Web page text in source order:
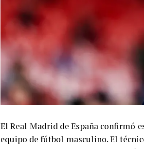
El Real Madrid de España confirmó
equipo de fútbol masculino. El